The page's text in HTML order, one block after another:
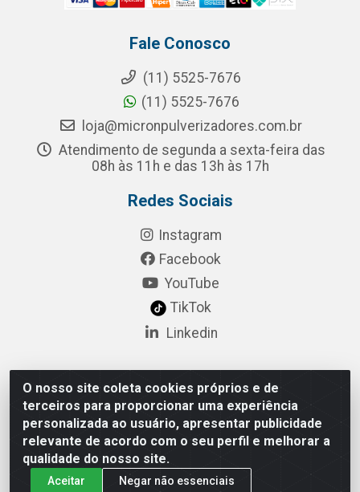
O nosso site coleta cookies próprios e de
terceiros para proporcionar uma experiência
personalizada ao usuário, apresentar publicidade
relevante de acordo com o seu perfil e melhorar a
qualidade do nosso site.
Aceitar Negar não essenciais
Fale Conosco
(11) 5525-7676
(11) 5525-7676
loja@micronpulverizadores.com.br
Atendimento de segunda a sexta-feira das
08h às 11h e das 13h às 17h
Redes Sociais
Instagram
Facebook
YouTube
TikTok
Linkedin
Pulsar Tecnologia Industria e Comercio LTDA - Rua
Lagrange, 132 - Socorro, São Paulo/SP - CEP 04.761-
050 - CNPJ 52.098.860/0001-03